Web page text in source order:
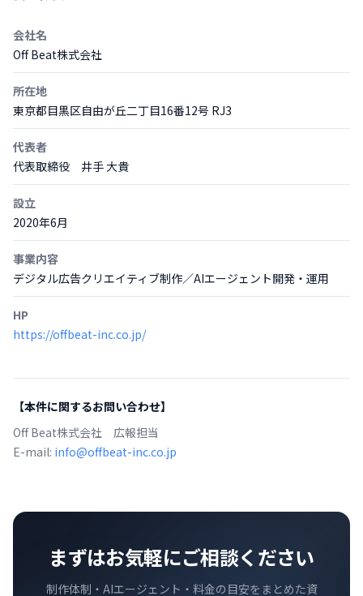
会社名
Off Beat株式会社
所在地
東京都目黒区自由が丘二丁目16番12号 RJ3
代表者
代表取締役 井手 大貴
設立
2020年6月
事業内容
デジタル広告クリエイティブ制作／AIエージェント開発・運用
HP
https://offbeat-inc.co.jp/
【本件に関するお問い合わせ】
Off Beat株式会社 広報担当
E-mail: info@offbeat-inc.co.jp
まずはお気軽にご相談ください
制作体制・AIエージェント・料金の目安をまとめた資